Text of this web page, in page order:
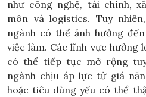
như công nghệ, tài chính,
môn và logistics. Tuy
ngành có thể ảnh hưởng
việc làm. Các lĩnh vực hưởng
có thể tiếp tục mở rộng
ngành chịu áp lực từ giá
hoặc tiêu dùng yếu có thể